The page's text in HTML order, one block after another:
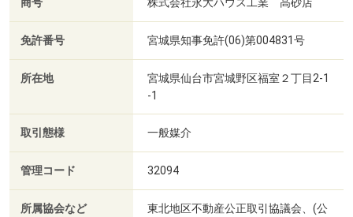
商号 株式会社永大ハウス工業 高砂店
免許番号 宮城県知事免許(06)第004831号
所在地
宮城県仙台市宮城野区福室２丁目2-1
-1
取引態様 一般媒介
管理コード 32094
所属協会など
東北地区不動産公正取引協議会、(公